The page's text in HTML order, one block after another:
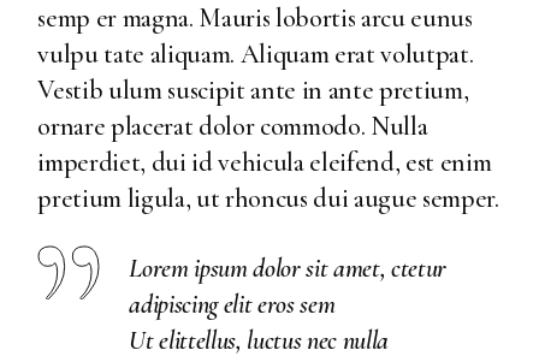
semp er magna. Mauris lobortis arcu eunus
vulpu tate aliquam. Aliquam erat volutpat.
Vestib ulum suscipit ante in ante pretium,
ornare placerat dolor commodo. Nulla
imperdiet, dui id vehicula eleifend, est enim
pretium ligula, ut rhoncus dui augue semper.
Lorem ipsum dolor sit amet, ctetur
adipiscing elit eros sem
Ut elittellus, luctus nec nulla